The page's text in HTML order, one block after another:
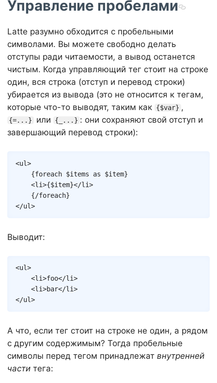
Управление пробелами
Latte разумно обходится с пробельными
символами. Вы можете свободно делать
отступы ради читаемости, а вывод останется
чистым. Когда управляющий тег стоит на строке
один, вся строка (отступ и перевод строки)
убирается из вывода (это не относится к тегам,
которые что-то выводят, таким как {$var} ,
{=...} или {_...} : они сохраняют свой отступ и
завершающий перевод строки):
<ul>
{foreach $items as $item}
<li>{$item}</li>
{/foreach}
</ul>
Выводит:
<ul>
<li>foo</li>
<li>bar</li>
</ul>
А что, если тег стоит на строке не один, а рядом
с другим содержимым? Тогда пробельные
символы перед тегом принадлежат внутренней
части тега: